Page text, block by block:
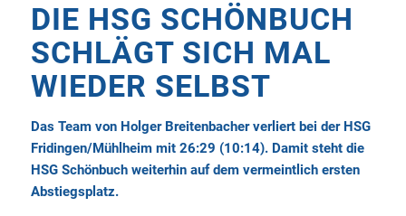
DIE HSG SCHÖNBUCH
SCHLÄGT SICH MAL
WIEDER SELBST
Das Team von Holger Breitenbacher verliert bei der HSG
Fridingen/Mühlheim mit 26:29 (10:14). Damit steht die
HSG Schönbuch weiterhin auf dem vermeintlich ersten
Abstiegsplatz.